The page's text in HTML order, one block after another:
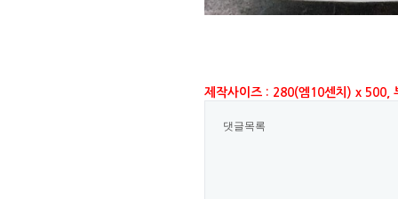
제작사이즈 : 280(엠10센치) x 500,
댓글목록